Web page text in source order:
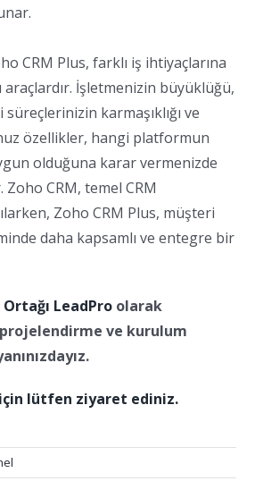
CRM Plus, farklı iş ihtiyaçlarına
İşletmenizin büyüklüğü,
karmaşıklığı ve
özellikler, hangi platformun
olduğuna karar vermenizde
CRM, temel CRM
Zoho CRM Plus, müşteri
daha kapsamlı ve entegre bir
LeadPro olarak
ve kurulum
lütfen ziyaret ediniz.